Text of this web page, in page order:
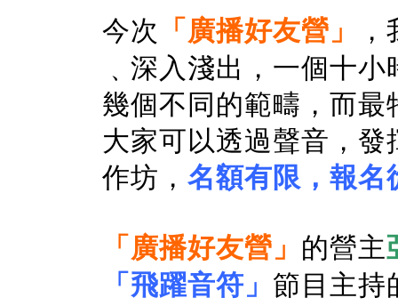
今次 「廣播好友營」
﹑深入淺出，一個十
幾個不同的範疇，而
大家可以透過聲音，
作坊， 名額有限，報名
「廣播好友營」 的營主
「飛躍音符」 節目 主持